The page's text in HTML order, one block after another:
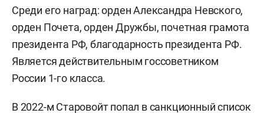
Среди его наград: орден Александра Невского,
орден Почета, орден Дружбы, почетная грамота
президента РФ, благодарность президента РФ.
Является действительным госсоветником
России 1-го класса.
В 2022-м Старовойт попал в санкционный список